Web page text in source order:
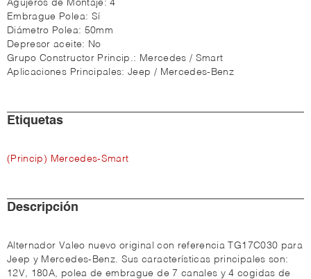
Agujeros de Montaje:4
Embrague Polea: Sí
Diámetro Polea: 50mm
Depresor aceite: No
Grupo Constructor Princip.: Mercedes / Smart
Aplicaciones Principales:Jeep / Mercedes-Benz
Etiquetas
(Princip) Mercedes-Smart
Descripción
Alternador Valeo nuevo original con referencia TG17C030 para
Jeep y Mercedes-Benz. Sus características principales son:
12V, 180A, polea de embrague de 7 canales y 4 cogidas de